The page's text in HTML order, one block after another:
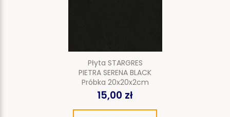
Płyta STARGRES
PIETRA SERENA BLACK
Próbka 20x20x2cm
15,00 zł